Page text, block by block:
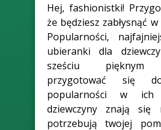
Hej, fashionistki!
że będziesz zabłysnąć
Popularności,
ubieranki dla
sześciu pięknym
przygotować się
popularności w
dziewczyny znają
potrzebują twojej